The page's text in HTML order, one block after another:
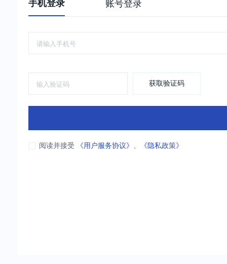
获取验证码
阅读并接受 《用户服务协议》 、 《隐私政策》